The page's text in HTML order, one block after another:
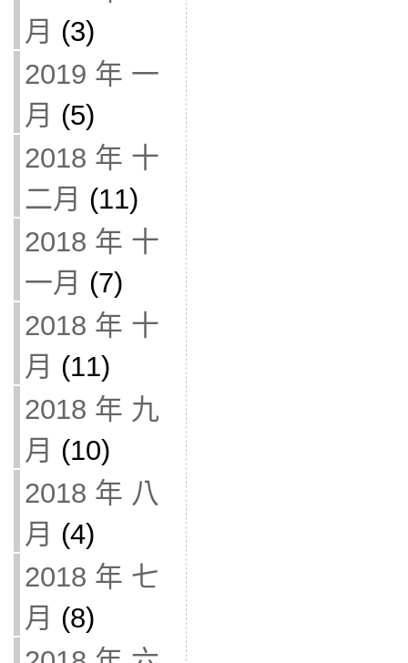
月 (3)
2019 年 一
月 (5)
2018 年 十
二月 (11)
2018 年 十
一月 (7)
2018 年 十
月 (11)
2018 年 九
月 (10)
2018 年 八
月 (4)
2018 年 七
月 (8)